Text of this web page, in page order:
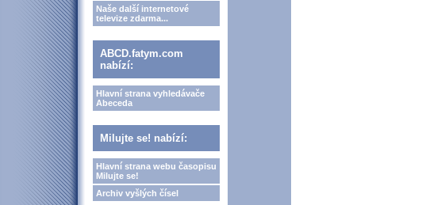
Naše další internetové
televize zdarma...
ABCD.fatym.com
nabízí:
Hlavní strana vyhledávače
Abeceda
Milujte se! nabízí:
Hlavní strana webu časopisu
Milujte se!
Archiv vyšlých čísel